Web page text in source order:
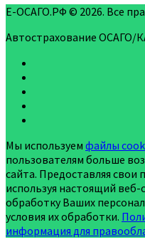
Е-ОСАГО.РФ © 2026. Все
Автострахование ОСАГО/
Мы используем файлы
пользователям больше
сайта. Предоставляя свои
используя настоящий веб-
обработку Ваших
условия их обработки.
информация для